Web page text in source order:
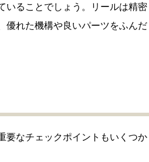
いることでしょう。リールは精密
優れた機構や良いパーツをふんだ
要なチェックポイントもいくつか